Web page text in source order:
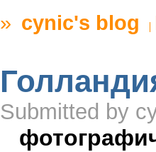
» cynic's blog
Submitted by